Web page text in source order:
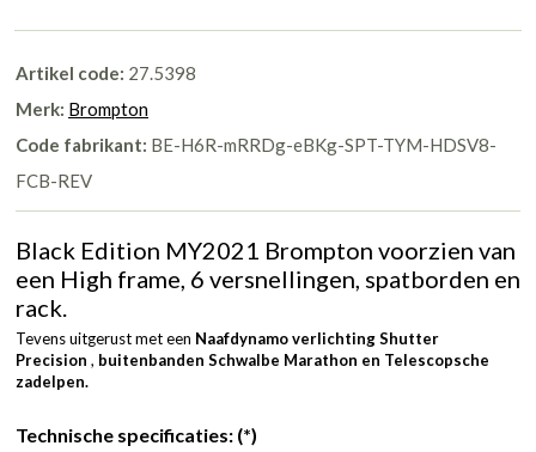
Artikel code: 27.5398
Merk: Brompton
Code fabrikant: BE-H6R-mRRDg-eBKg-SPT-TYM-HDSV8-
FCB-REV
Black Edition MY2021 Brompton voorzien van
een High frame, 6 versnellingen, spatborden en
rack.
Tevens uitgerust met een Naafdynamo verlichting Shutter
Precision , buitenbanden Schwalbe Marathon en Telescopsche
zadelpen.
Technische specificaties: (*)